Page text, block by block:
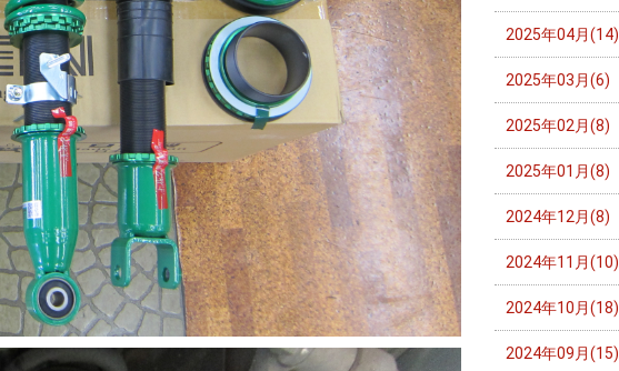
2025年04月(14)
2025年03月(6)
2025年02月(8)
2025年01月(8)
2024年12月(8)
2024年11月(10)
2024年10月(18)
2024年09月(15)